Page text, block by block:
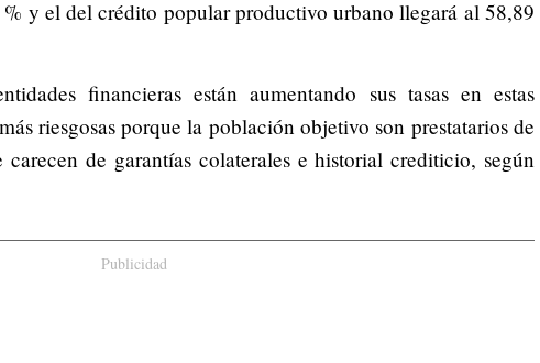
y el del crédito popular productivo urbano llegará al 58,89
financieras están aumentando sus tasas en estas
riesgosas porque la población objetivo son prestatarios de
carecen de garantías colaterales e historial crediticio, según
Publicidad